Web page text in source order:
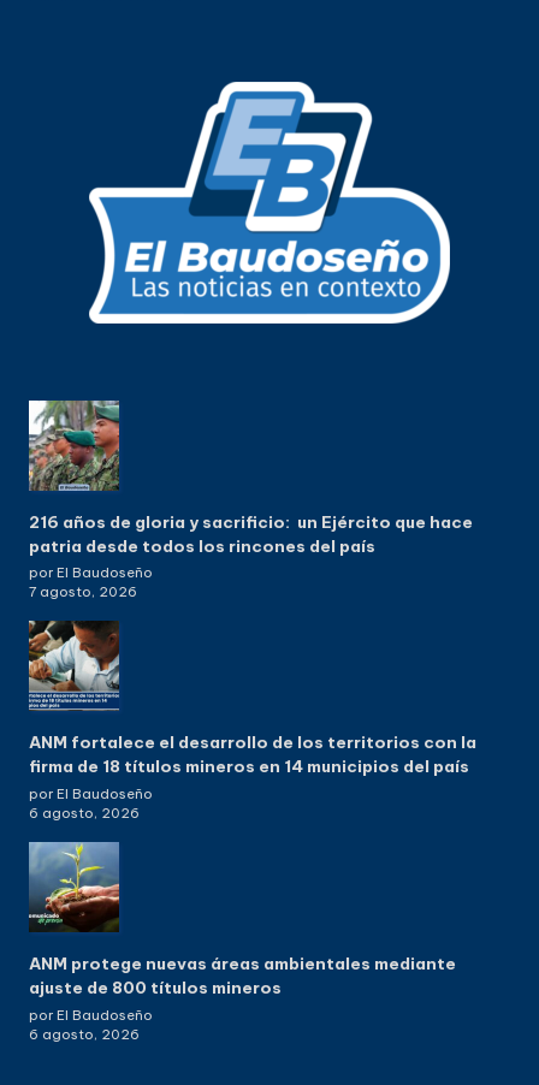
216 años de gloria y sacrificio: un Ejército que hace
patria desde todos los rincones del país
por El Baudoseño
7 agosto, 2026
ANM fortalece el desarrollo de los territorios con la
firma de 18 títulos mineros en 14 municipios del país
por El Baudoseño
6 agosto, 2026
ANM protege nuevas áreas ambientales mediante
ajuste de 800 títulos mineros
por El Baudoseño
6 agosto, 2026